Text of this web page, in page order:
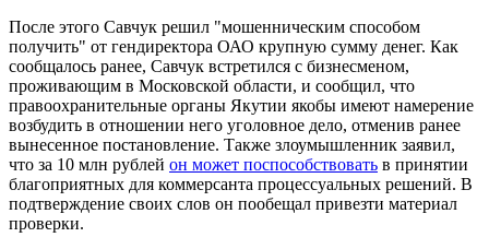
После этого Савчук решил "мошенническим способом
получить" от гендиректора ОАО крупную сумму денег. Как
сообщалось ранее, Савчук встретился с бизнесменом,
проживающим в Московской области, и сообщил, что
правоохранительные органы Якутии якобы имеют намерение
возбудить в отношении него уголовное дело, отменив ранее
вынесенное постановление. Также злоумышленник заявил,
что за 10 млн рублей он может поспособствовать в принятии
благоприятных для коммерсанта процессуальных решений. В
подтверждение своих слов он пообещал привезти материал
проверки.